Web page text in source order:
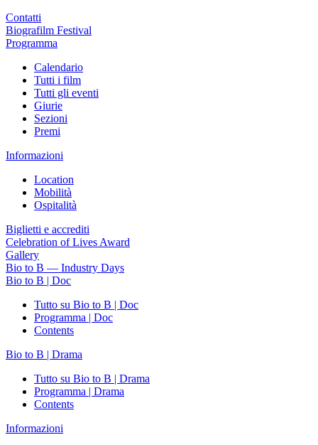
Contatti
Biografilm Festival
Programma
Calendario
Tutti i film
Tutti gli eventi
Giurie
Sezioni
Premi
Informazioni
Location
Mobilità
Ospitalità
Biglietti e accrediti
Celebration of Lives Award
Gallery
Bio to B — Industry Days
Bio to B | Doc
Tutto su Bio to B | Doc
Programma | Doc
Contents
Bio to B | Drama
Tutto su Bio to B | Drama
Programma | Drama
Contents
Informazioni